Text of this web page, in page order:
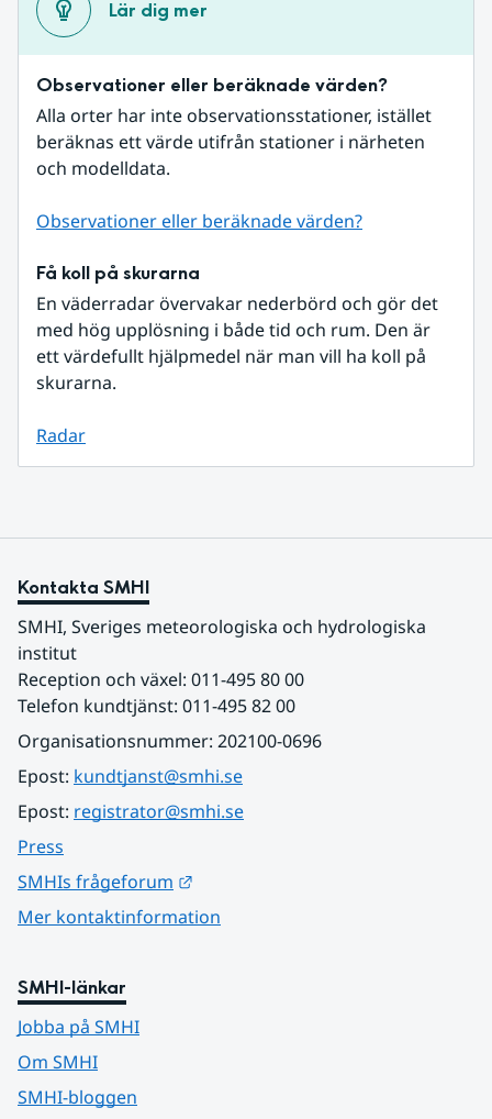
Lär dig mer
Observationer eller beräknade värden?
Alla orter har inte observationsstationer, istället
beräknas ett värde utifrån stationer i närheten
och modelldata.
Observationer eller beräknade värden?
Få koll på skurarna
En väderradar övervakar nederbörd och gör det
med hög upplösning i både tid och rum. Den är
ett värdefullt hjälpmedel när man vill ha koll på
skurarna.
Radar
Kontakta SMHI
SMHI, Sveriges meteorologiska och hydrologiska
institut
Reception och växel: 011-495 80 00
Telefon kundtjänst: 011-495 82 00
Organisationsnummer: 202100-0696
Epost: kundtjanst@smhi.se
Epost: registrator@smhi.se
Press
SMHIs frågeforum
Mer kontaktinformation
SMHI-länkar
Jobba på SMHI
Om SMHI
SMHI-bloggen